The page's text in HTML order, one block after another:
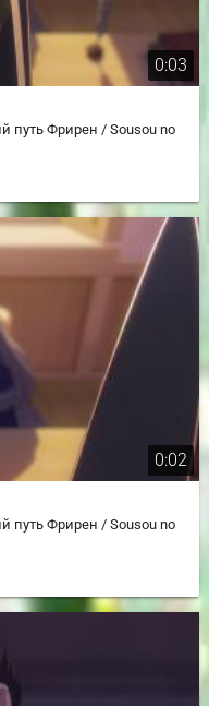
0:03
путь Фрирен / Sousou no
0:02
путь Фрирен / Sousou no